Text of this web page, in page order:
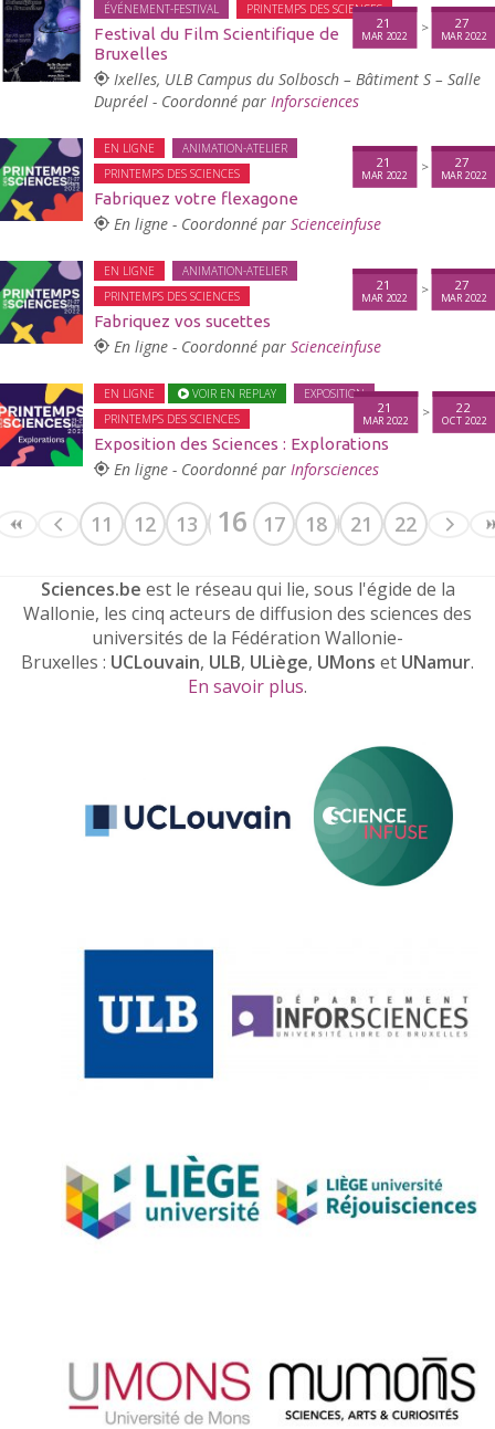
ÉVÉNEMENT-FESTIVAL PRINTEMPS DES SCIENCES
Festival du Film Scientifique de
Bruxelles
21
MAR 2022
> 27
MAR 2022
Ixelles, ULB Campus du Solbosch – Bâtiment S – Salle
Dupréel - Coordonné par Inforsciences
EN LIGNE
ANIMATION-ATELIER
PRINTEMPS DES SCIENCES
Fabriquez votre flexagone
21
MAR 2022
> 27
MAR 2022
En ligne - Coordonné par Scienceinfuse
EN LIGNE
ANIMATION-ATELIER
PRINTEMPS DES SCIENCES
Fabriquez vos sucettes
21
MAR 2022
> 27
MAR 2022
En ligne - Coordonné par Scienceinfuse
EN LIGNE VOIR EN REPLAY
EXPOSITION
PRINTEMPS DES SCIENCES
Exposition des Sciences : Explorations
21
MAR 2022
> 22
OCT 2022
En ligne - Coordonné par Inforsciences
11 12 13 14 15
16 17 18 19 20
21 22
Sciences.be est le réseau qui lie, sous l'égide de la
Wallonie, les cinq acteurs de diffusion des sciences des
universités de la Fédération Wallonie-
Bruxelles : UCLouvain, ULB, ULiège, UMons et UNamur.
En savoir plus.